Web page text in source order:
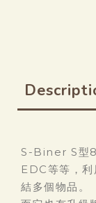
S-Biner S型8
EDC等等，
結多個物品。